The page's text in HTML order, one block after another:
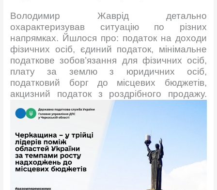
Володимир Жаврід детально
охарактеризував ситуацію по різних
напрямках. Йшлося про: податок на доходи
фізичних осіб, єдиний податок, мінімальне
податкове зобов’язання для фізичних осіб,
плату за землю з юридичних осіб,
податковий борг до місцевих бюджетів,
акцизний податок з роздрібного продажу.